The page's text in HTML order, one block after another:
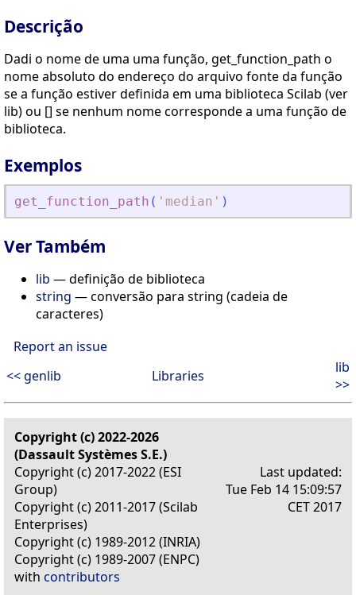
Descrição
Dadi o nome de uma uma função, get_function_path o
nome absoluto do endereço do arquivo fonte da função
se a função estiver definida em uma biblioteca Scilab (ver
lib) ou [] se nenhum nome corresponde a uma função de
biblioteca.
Exemplos
get_function_path ( ' median ' )
Ver Também
lib — definição de biblioteca
string — conversão para string (cadeia de
caracteres)
Report an issue
<< genlib
Libraries
lib
>>
Copyright (c) 2022-2026
(Dassault Systèmes S.E.)
Copyright (c) 2017-2022 (ESI
Group)
Copyright (c) 2011-2017 (Scilab
Enterprises)
Copyright (c) 1989-2012 (INRIA)
Copyright (c) 1989-2007 (ENPC)
with contributors
Last updated:
Tue Feb 14 15:09:57
CET 2017